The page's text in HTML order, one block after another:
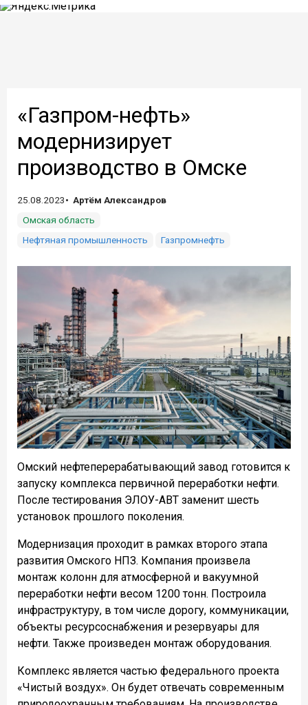
«Газпром-нефть»
модернизирует
производство в Омске
25.08.2023
Артём Александров
Омская область
Нефтяная промышленность
Газпромнефть
Омский нефтеперерабатывающий завод готовится к
запуску комплекса первичной переработки нефти.
После тестирования ЭЛОУ-АВТ заменит шесть
установок прошлого поколения.
Модернизация проходит в рамках второго этапа
развития Омского НПЗ. Компания произвела
монтаж колонн для атмосферной и вакуумной
переработки нефти весом 1200 тонн. Построила
инфраструктуру, в том числе дорогу, коммуникации,
объекты ресурсоснабжения и резервуары для
нефти. Также произведен монтаж оборудования.
Комплекс является частью федерального проекта
«Чистый воздух». Он будет отвечать современным